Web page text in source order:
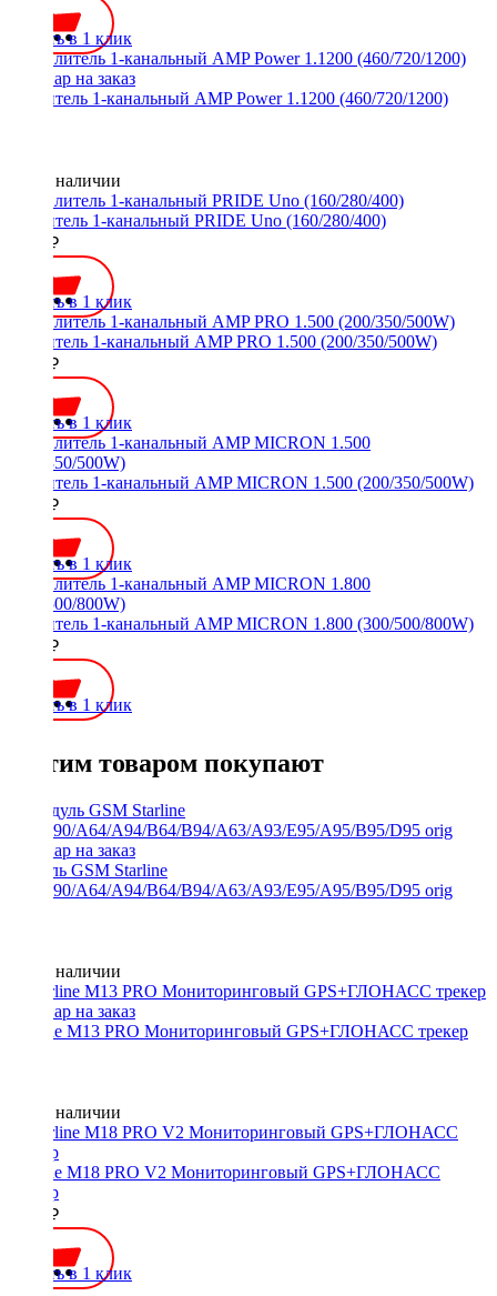
Купить в 1 клик
Усилитель 1-канальный AMP Power 1.1200 (460/720/1200)
Нет в наличии
Усилитель 1-канальный PRIDE Uno (160/280/400)
9200 ₽
Купить в 1 клик
Усилитель 1-канальный AMP PRO 1.500 (200/350/500W)
5990 ₽
Купить в 1 клик
Усилитель 1-канальный AMP MICRON 1.500 (200/350/500W)
5300 ₽
Купить в 1 клик
Усилитель 1-канальный AMP MICRON 1.800 (300/500/800W)
8800 ₽
Купить в 1 клик
С этим товаром покупают
Модуль GSM Starline
E60/E90/A64/A94/B64/B94/A63/A93/E95/A95/B95/D95 orig
Нет в наличии
Starline M13 PRO Мониторинговый GPS+ГЛОНАСС трекер
Нет в наличии
Starline M18 PRO V2 Мониторинговый GPS+ГЛОНАСС
трекер
5300 ₽
Купить в 1 клик